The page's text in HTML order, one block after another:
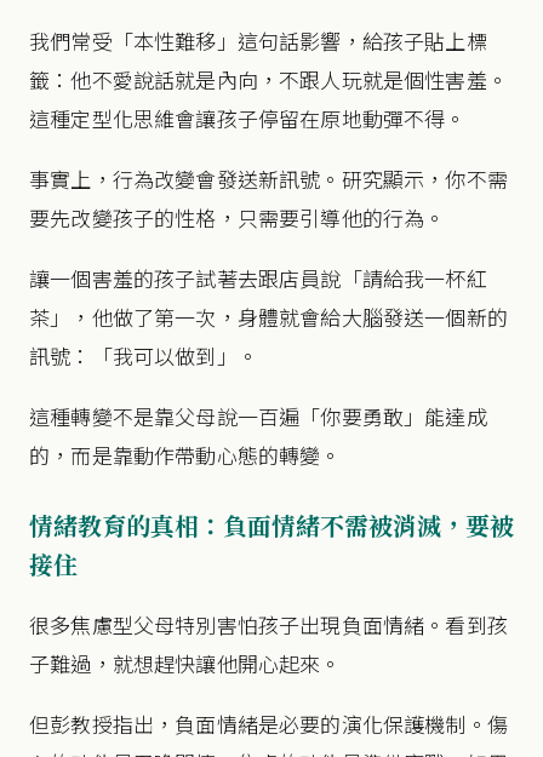
我們常受「本性難移」這句話影響，給孩子貼上標
籤：他不愛說話就是內向，不跟人玩就是個性害羞。
這種定型化思維會讓孩子停留在原地動彈不得。
事實上，行為改變會發送新訊號。研究顯示，你不需
要先改變孩子的性格，只需要引導他的行為。
讓一個害羞的孩子試著去跟店員說「請給我一杯紅
茶」，他做了第一次，身體就會給大腦發送一個新的
訊號：「我可以做到」。
這種轉變不是靠父母說一百遍「你要勇敢」能達成
的，而是靠動作帶動心態的轉變。
情緒教育的真相：負面情緒不需被消滅，要被
接住
很多焦慮型父母特別害怕孩子出現負面情緒。看到孩
子難過，就想趕快讓他開心起來。
但彭教授指出，負面情緒是必要的演化保護機制。傷